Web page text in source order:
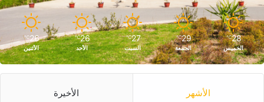
28
℃
الخميس
29
℃
الجمعة
27
℃
السبت
26
℃
الأحد
26
℃
الأثنين
الأشهر الأخيرة